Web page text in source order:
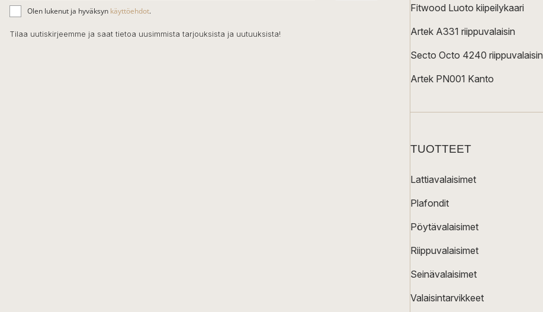
ä
h
k
Olen lukenut ja hyväksyn käyttöehdot.
Tilaa uutiskirjeemme ja saat tietoa uusimmista tarjouksista ja uutuuksista!
Fitwood Luoto kiipeilykaari
Artek A331 riippuvalaisin
Secto Octo 4240 riippuvalaisin
Artek PN001 Kanto
TUOTTEET
Lattiavalaisimet
Plafondit
Pöytävalaisimet
Riippuvalaisimet
Seinävalaisimet
Valaisintarvikkeet